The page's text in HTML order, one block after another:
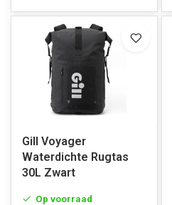
Gill Voyager
Waterdichte Rugtas
30L Zwart
Op voorraad